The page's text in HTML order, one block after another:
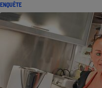
ENQUÊTE